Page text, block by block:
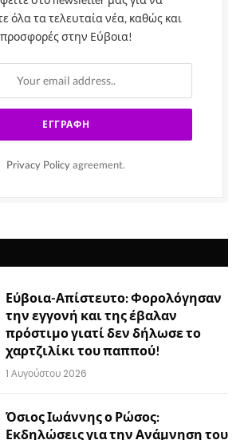
όλα τα τελευταία νέα, καθώς και
προσφορές στην Εύβοια!
Privacy Policy agreement.
Εύβοια-Απίστευτο: Φορολόγησαν
την εγγονή και της έβαλαν
πρόστιμο γιατί δεν δήλωσε το
χαρτζιλίκι του παππού!
1 Αυγούστου 2026
Όσιος Ιωάννης ο Ρώσος:
Εκδηλώσεις για την Ανάμνηση του